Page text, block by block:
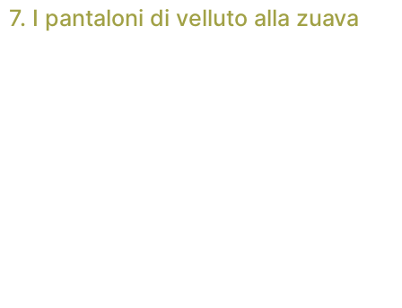
7. I pantaloni di velluto alla zuava